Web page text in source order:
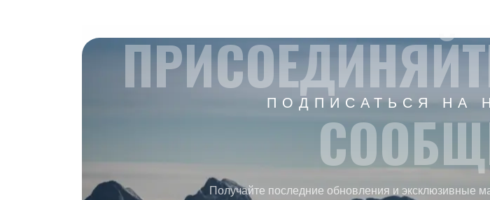
ПОДПИСАТЬСЯ НА
Получайте последние обновления и